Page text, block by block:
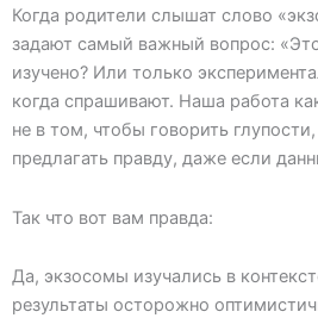
Когда родители слышат слово
задают самый важный вопрос:
изучено? Или только
когда спрашивают. Наша работа
не в том, чтобы говорить
предлагать правду, даже если
Так что вот вам правда:
Да, экзосомы изучались в
результаты осторожно